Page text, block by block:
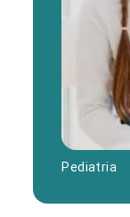
Pediatria